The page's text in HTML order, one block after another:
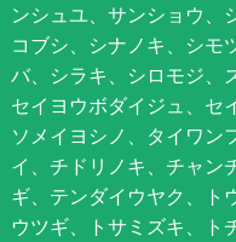
ンシュユ、サンショウ、
コブシ、シナノキ、シモ
バ、シラキ、シロモジ、
セイヨウボダイジュ、セ
ソメイヨシノ、タイワン
イ、チドリノキ、チャン
ギ、テンダイウヤク、ト
ウツギ、トサミズキ、ト